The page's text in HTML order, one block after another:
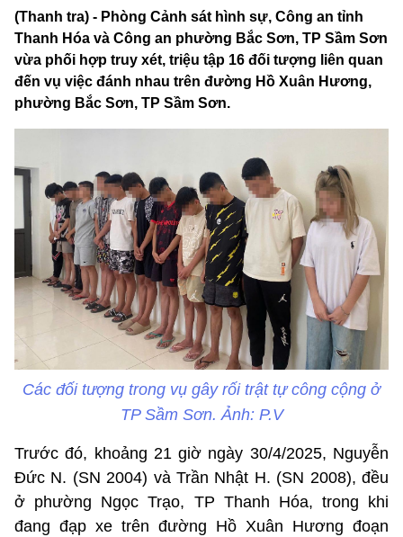
(Thanh tra) - Phòng Cảnh sát hình sự, Công an tỉnh
Thanh Hóa và Công an phường Bắc Sơn, TP Sầm Sơn
vừa phối hợp truy xét, triệu tập 16 đối tượng liên quan
đến vụ việc đánh nhau trên đường Hồ Xuân Hương,
phường Bắc Sơn, TP Sầm Sơn.
Các đối tượng trong vụ gây rối trật tự công cộng ở
TP Sầm Sơn. Ảnh: P.V
Trước đó, khoảng 21 giờ ngày 30/4/2025, Nguyễn
Đức N. (SN 2004) và Trần Nhật H. (SN 2008), đều
ở phường Ngọc Trạo, TP Thanh Hóa, trong khi
đang đạp xe trên đường Hồ Xuân Hương đoạn